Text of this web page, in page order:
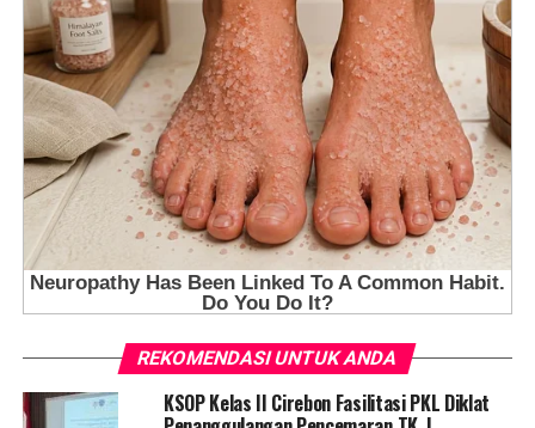
REKOMENDASI UNTUK ANDA
KSOP Kelas II Cirebon Fasilitasi PKL Diklat